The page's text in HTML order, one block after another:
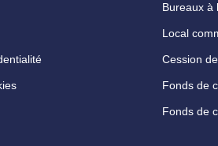
Bureaux à
Local
Cession
Fonds de
Fonds de